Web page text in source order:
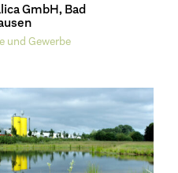
GmbH, Bad
und Gewerbe